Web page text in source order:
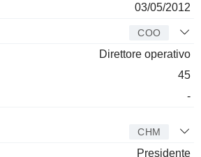
03/05/2012
COO
Direttore operativo
45
-
CHM
Presidente